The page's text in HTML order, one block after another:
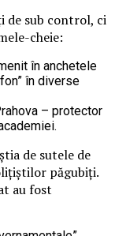
de sub control, ci
cheie:
în anchetele
în diverse
– protector
de sutele de
păgubiți.
au fost